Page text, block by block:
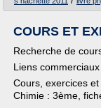
COURS ET
Recherche de
Liens commerciaux
Cours, exercices
Chimie : 3ème,